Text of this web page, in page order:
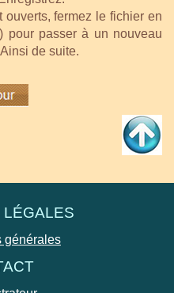
fermez le fichier en
pour passer à un nouveau
de suite.
LÉGALES
générales